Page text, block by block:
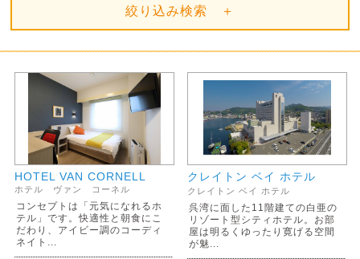
絞り込み検索 ＋
HOTEL VAN CORNELL
ホテル ヴァン コーネル
コンセプトは「元気になれるホ
テル」です。快適性と朝食にこ
だわり、アイビー調のコーディ
ネイト...
クレイトン ベイ ホテル
クレイトン ベイ ホテル
呉湾に面した11階建ての白亜の
リゾート型シティホテル。お部
屋は明るくゆったり寛げる空間
が魅...